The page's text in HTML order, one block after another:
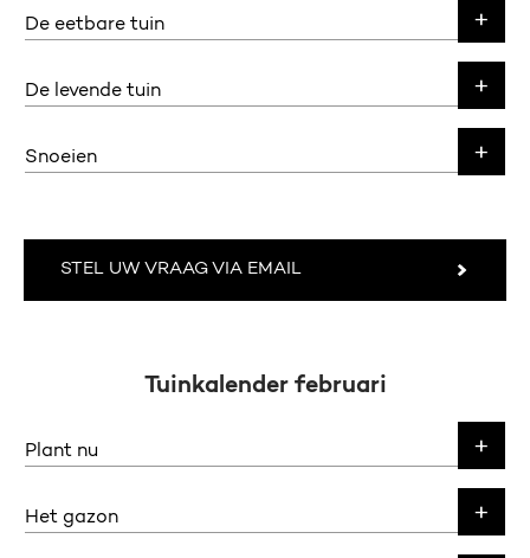
De eetbare tuin
De levende tuin
Snoeien
STEL UW VRAAG VIA EMAIL
Tuinkalender februari
Plant nu
Het gazon